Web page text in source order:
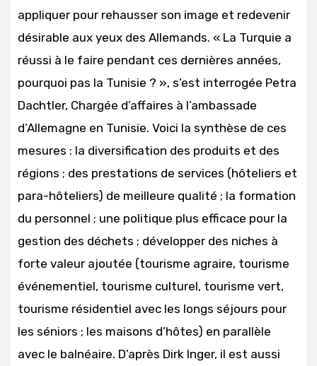
appliquer pour rehausser son image et redevenir
désirable aux yeux des Allemands. « La Turquie a
réussi à le faire pendant ces dernières années,
pourquoi pas la Tunisie ? », s’est interrogée Petra
Dachtler, Chargée d’affaires à l’ambassade
d’Allemagne en Tunisie. Voici la synthèse de ces
mesures : la diversification des produits et des
régions ; des prestations de services (hôteliers et
para-hôteliers) de meilleure qualité ; la formation
du personnel ; une politique plus efficace pour la
gestion des déchets ; développer des niches à
forte valeur ajoutée (tourisme agraire, tourisme
événementiel, tourisme culturel, tourisme vert,
tourisme résidentiel avec les longs séjours pour
les séniors ; les maisons d’hôtes) en parallèle
avec le balnéaire. D’après Dirk Inger, il est aussi